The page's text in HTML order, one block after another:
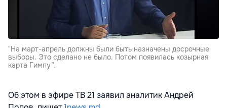
"На март-апрель должны были быть назначены досрочные
выборы. Это сделано не было. Потом появилась козырная
карта Гимпу”.
Об этом в эфире ТВ 21 заявил аналитик Андрей